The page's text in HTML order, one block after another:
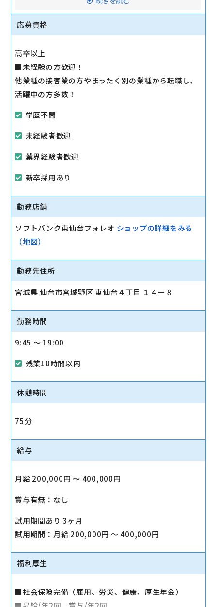
※店舗全体がチームとして動き、フォローしますので
心配ありません。
そこにある付加価値、そのお客様の生活環境にマッチ
した使い方のご提案を通じてより便利で快適な生活を
サポートさせていただくことに醍醐味があります。
応募資格
高卒以上
■未経験の方歓迎！
他業種の接客業の方やまったく別の業種から転職し、
活躍中の方多数！
学歴不問
未経験者歓迎
業界経験者歓迎
新卒採用あり
勤務店舗
ソフトバンク東仙台フォレオ ショップの詳細をみる
（地図）
勤務先住所
宮城県 仙台市宮城野区 東仙台４丁目 １４ー８
勤務時間
9:45 〜 19:00
残業10時間以内
休憩時間
75分
給与
月給 200,000円 〜 400,000円
賞与有無：なし
試用期間あり 3ヶ月
試用期間：月給 200,000円 〜 400,000円
福利厚生
■社会保険完備（雇用、労災、健康、厚生年金）